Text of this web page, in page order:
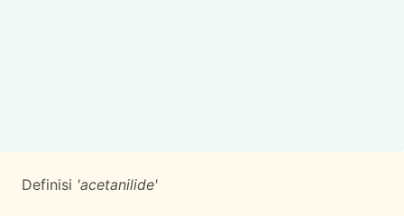
Definisi 'acetanilide'